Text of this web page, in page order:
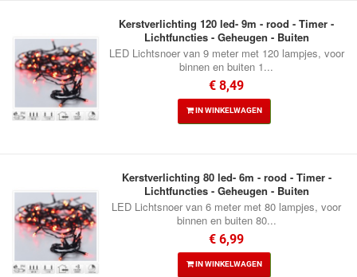
Kerstverlichting 120 led- 9m - rood - Timer -
Lichtfuncties - Geheugen - Buiten
LED Lichtsnoer van 9 meter met 120 lampjes, voor
binnen en buiten 1...
€ 8,49
IN WINKELWAGEN
Kerstverlichting 80 led- 6m - rood - Timer -
Lichtfuncties - Geheugen - Buiten
LED Lichtsnoer van 6 meter met 80 lampjes, voor
binnen en buiten 80...
€ 6,99
IN WINKELWAGEN